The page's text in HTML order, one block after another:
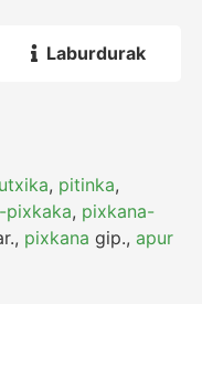
Laburdurak
, pitinka,
pixkaka, pixkana-
, pixkana gip.,apur